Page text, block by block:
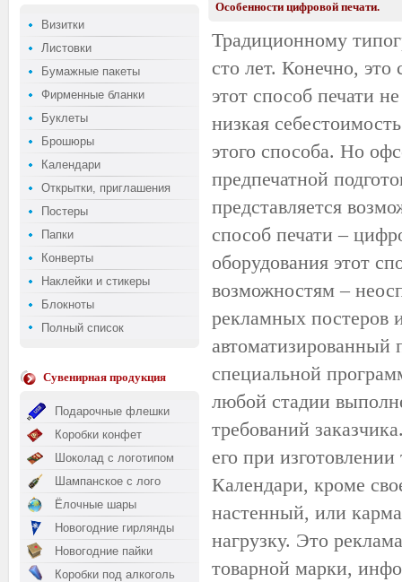
Визитки
Листовки
Бумажные пакеты
Фирменные бланки
Буклеты
Брошюры
Календари
Открытки, приглашения
Постеры
Папки
Конверты
Наклейки и стикеры
Блокноты
Полный список
Сувенирная продукция
Подарочные флешки
Коробки конфет
Шоколад с логотипом
Шампанское с лого
Ёлочные шары
Новогодние гирлянды
Новогодние пайки
Коробки под алкоголь
Особенности цифровой печати.
Традиционному
сто лет. Конечно,
этот способ печати
низкая
этого способа. Но
предпечатной
представляется
способ печати –
оборудования этот
возможностям –
рекламных постеров
автоматизированный
специальной
любой стадии
требований
его при
Календари, кроме
настенный, или
нагрузку. Это
товарной марки,